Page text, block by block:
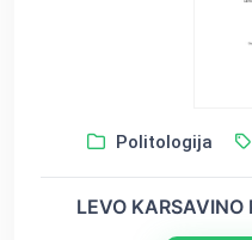
Politologija
LEVO KARSAVINO